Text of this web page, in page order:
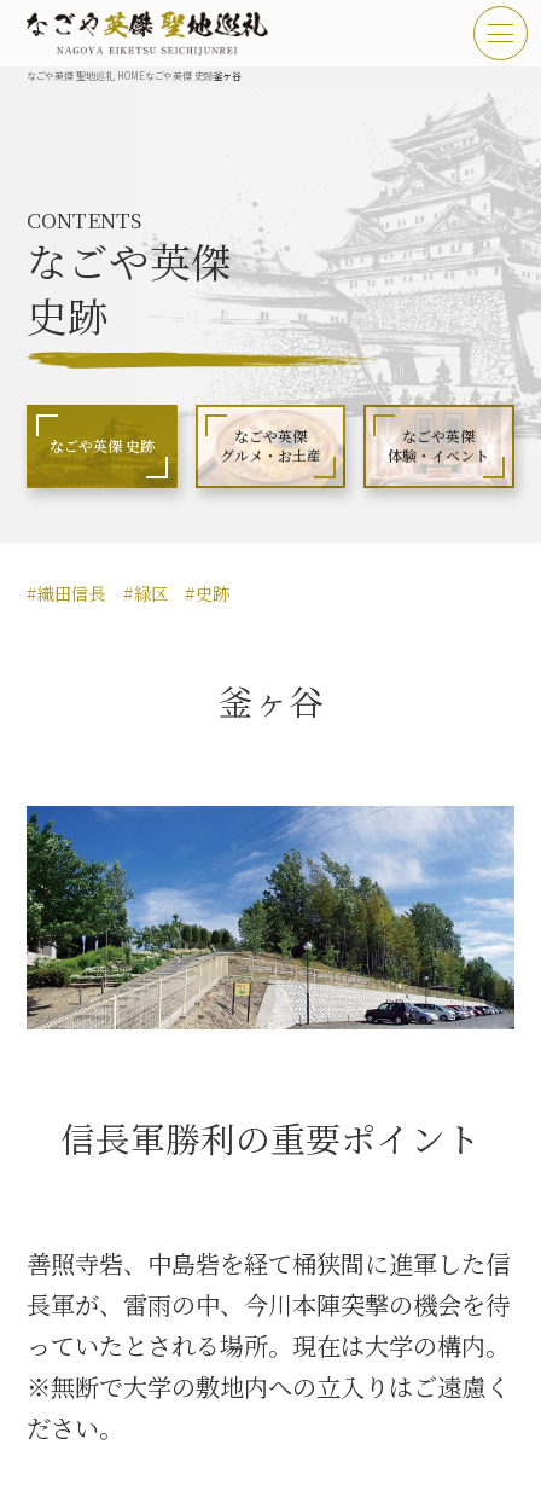
なごや英傑 聖地巡礼とは
なごや英傑 史跡 一覧
なごや英傑 グルメ・土産 一覧
なごや英傑 体験・イベント
秀長関連 史跡 一覧
名古屋＜秀長＞観光モデルコース
豊臣秀吉と名古屋の関係
秀吉関連 史跡 一覧
秀吉グルメ・土産 一覧
秀吉功路
織田信長と名古屋の関係
信長グルメ・土産一覧
信長攻路
なごや英傑 聖地巡礼 HOMEなごや英傑 史跡釜ヶ谷
CONTENTS
なごや英傑
史跡
なごや英傑 史跡
なごや英傑
グルメ・お土産
なごや英傑
体験・イベント
#織田信長 #緑区 #史跡
釜ヶ谷
信長軍勝利の重要ポイント
善照寺砦、中島砦を経て桶狭間に進軍した信
長軍が、雷雨の中、今川本陣突撃の機会を待
っていたとされる場所。現在は大学の構内。
※無断で大学の敷地内への立入りはご遠慮く
ださい。